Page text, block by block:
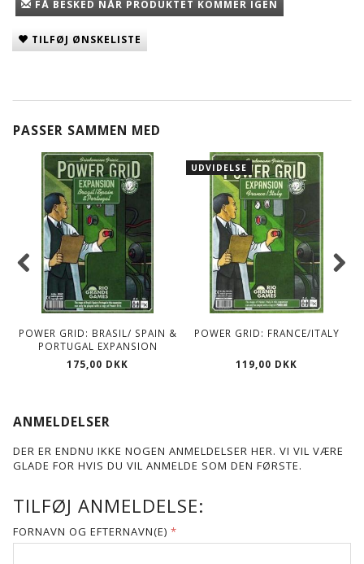
FÅ BESKED NÅR PRODUKTET KOMMER IGEN
TILFØJ ØNSKELISTE
PASSER SAMMEN MED
POWER GRID: BRASIL/ SPAIN &
PORTUGAL EXPANSION
175,00 DKK
UDVIDELSE
POWER GRID: FRANCE/ITALY
119,00 DKK
ANMELDELSER
DER ER ENDNU IKKE NOGEN ANMELDELSER HER. VI VIL VÆRE
GLADE FOR HVIS DU VIL ANMELDE SOM DEN FØRSTE.
TILFØJ ANMELDELSE:
FORNAVN OG EFTERNAVN(E)